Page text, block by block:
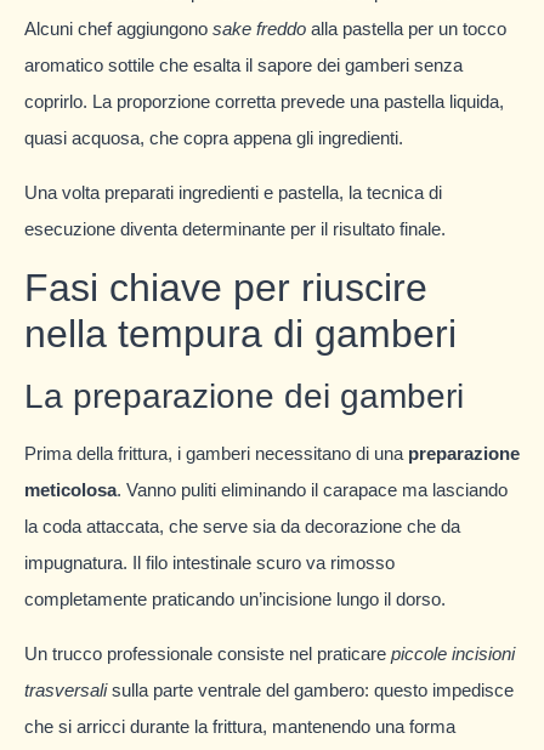
Alcuni chef aggiungono sake freddo alla pastella per un tocco
aromatico sottile che esalta il sapore dei gamberi senza
coprirlo. La proporzione corretta prevede una pastella liquida,
quasi acquosa, che copra appena gli ingredienti.
Una volta preparati ingredienti e pastella, la tecnica di
esecuzione diventa determinante per il risultato finale.
Fasi chiave per riuscire
nella tempura di gamberi
La preparazione dei gamberi
Prima della frittura, i gamberi necessitano di una preparazione
meticolosa. Vanno puliti eliminando il carapace ma lasciando
la coda attaccata, che serve sia da decorazione che da
impugnatura. Il filo intestinale scuro va rimosso
completamente praticando un’incisione lungo il dorso.
Un trucco professionale consiste nel praticare piccole incisioni
trasversalisulla parte ventrale del gambero: questo impedisce
che si arricci durante la frittura, mantenendo una forma